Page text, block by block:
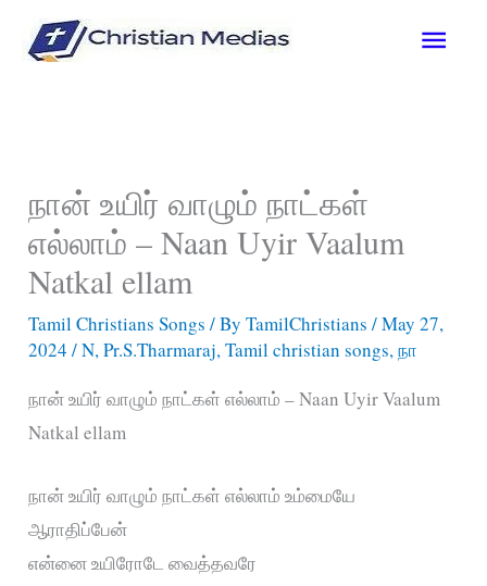
Main
நான் உயிர் வாழும் நாட்கள்
எல்லாம் – Naan Uyir Vaalum
Natkal ellam
Tamil Christians Songs / ByTamilChristians/May 27,
2024/N,Pr.S.Tharmaraj,Tamil christian songs,நா
நான் உயிர் வாழும் நாட்கள் எல்லாம் – Naan Uyir Vaalum
Natkal ellam
நான் உயிர் வாழும் நாட்கள் எல்லாம் உம்மையே
ஆராதிப்பேன்
என்னை உயிரோடே வைத்தவரே